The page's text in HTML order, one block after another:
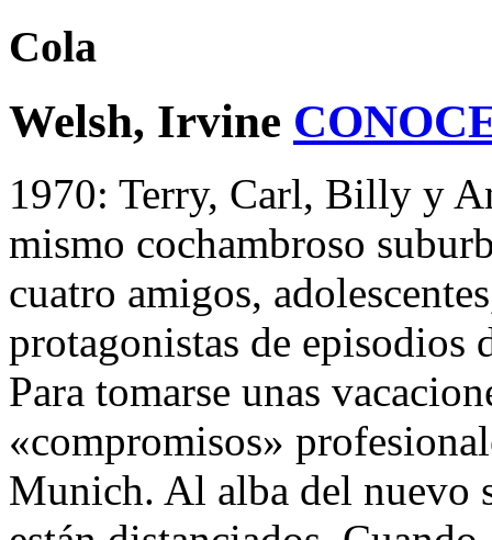
Cola
Welsh, Irvine
1970: Terry, Carl, Billy y
mismo cochambroso
cuatro amigos,
protagonistas de
Para tomarse unas
«compromisos»
Munich. Al alba del nuevo